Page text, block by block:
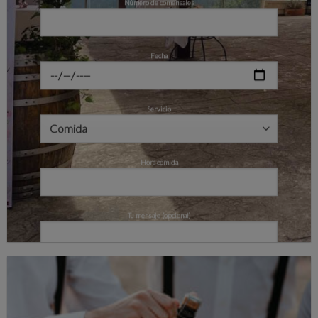
Número de comensales
Fecha
Servicio
Hora comida
Tu mensaje (opcional)